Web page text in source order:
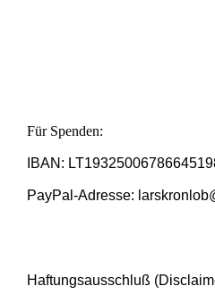
Für Spenden:
IBAN:
PayPal-Adresse:
Haftungsausschluß